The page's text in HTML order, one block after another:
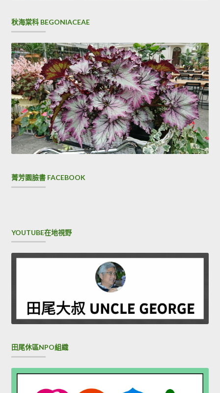
秋海棠科 BEGONIACEAE
菁芳園臉書 FACEBOOK
YOUTUBE在地視野
田尾休區NPO組織